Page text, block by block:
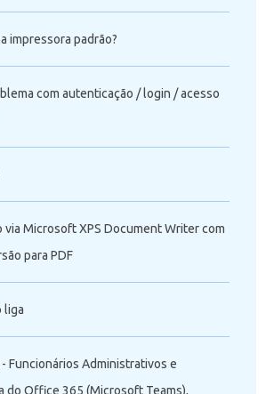
impressora padrão?
com autenticação / login / acesso
via Microsoft XPS Document Writer com
para PDF
liga
Funcionários Administrativos e
do Office 365 (Microsoft Teams),